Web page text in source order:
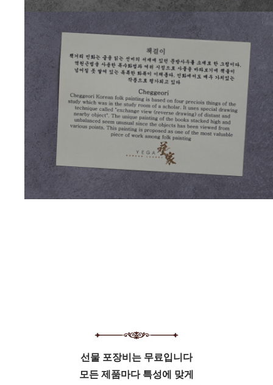
선물 포장비는 무료입니다
모든 제품마다 특성에 맞게